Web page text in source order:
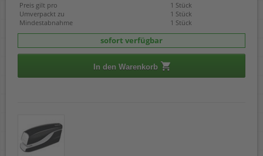
Preis gilt pro
1 Stück
Umverpackt zu
1 Stück
Mindestabnahme
1 Stück
sofort verfügbar
In den Warenkorb